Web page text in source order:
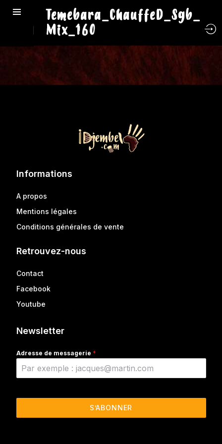
Temebara_ChauffeD_Sgb_
Mix_160
Informations
A propos
Mentions légales
Conditions générales de vente
Retrouvez-nous
Contact
Facebook
Youtube
Newsletter
Adresse de messagerie *
S’ABONNER